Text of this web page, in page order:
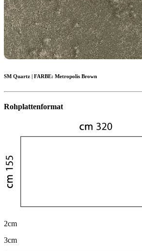
SM Quartz | FARBE: Metropolis Brown
Rohplattenformat
2cm
3cm